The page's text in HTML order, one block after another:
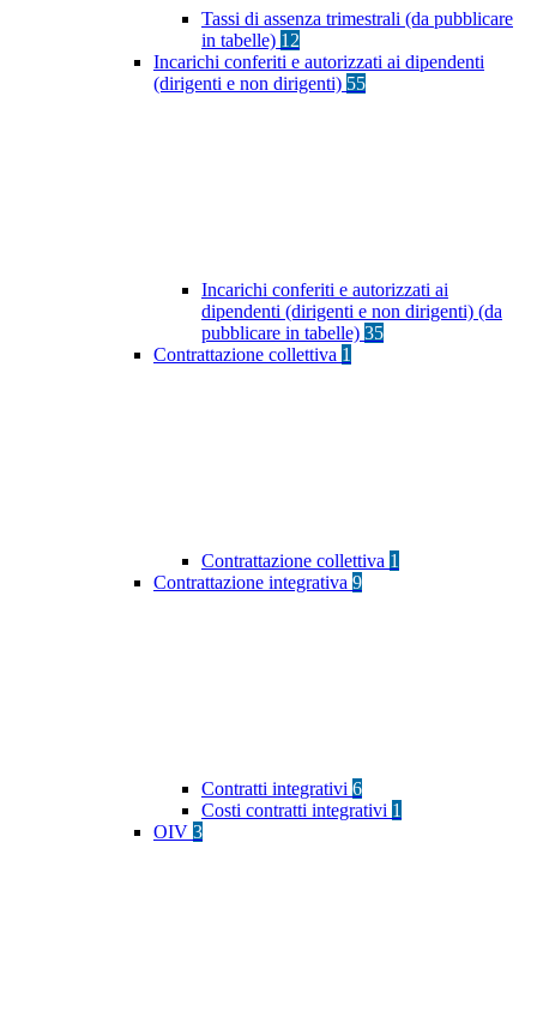
Tassi di assenza trimestrali (da pubblicare
in tabelle) 12
Incarichi conferiti e autorizzati ai dipendenti
(dirigenti e non dirigenti) 55
Incarichi conferiti e autorizzati ai
dipendenti (dirigenti e non dirigenti) (da
pubblicare in tabelle) 35
Contrattazione collettiva 1
Contrattazione collettiva 1
Contrattazione integrativa 9
Contratti integrativi 6
Costi contratti integrativi 1
OIV 3